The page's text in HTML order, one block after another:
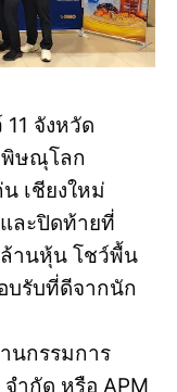
จังหวัด
พิษณุโลก
เชียงใหม่
ละปิดท้ายที่
ล้านหุ้น โชว์พื้น
บรับที่ดีจากนัก
นกรรมการ
ำกัด หรือ APM